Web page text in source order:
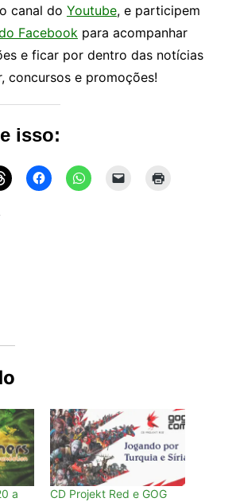
canal do Youtube, e participem
Facebookpara acompanhar
e ficar por dentro das notícias
concursos e promoções!
isso:
a
CD Projekt Red e GOG